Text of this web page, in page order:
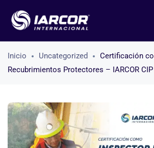
Inicio Uncategorized
Certificación
Recubrimientos Protectores – IARCOR